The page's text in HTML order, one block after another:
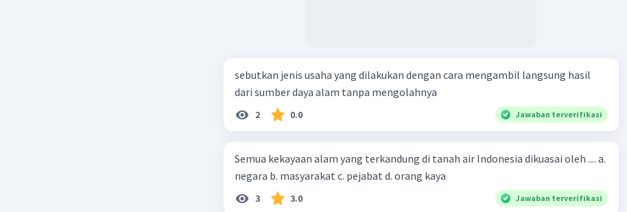
sebutkan jenis usaha yang dilakukan dengan cara mengambil langsung hasil
dari sumber daya alam tanpa mengolahnya
2 0.0 Jawaban terverifikasi
Semua kekayaan alam yang terkandung di tanah air Indonesia dikuasai oleh .... a.
negara b. masyarakat c. pejabat d. orang kaya
3 3.0 Jawaban terverifikasi